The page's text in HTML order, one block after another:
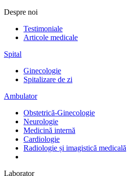
Despre noi
Testimoniale
Articole medicale
Spital
Ginecologie
Spitalizare de zi
Ambulator
Obstetrică-Ginecologie
Neurologie
Medicină internă
Cardiologie
Radiologie și imagistică medicală
Laborator